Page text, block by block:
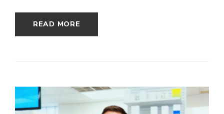
READ MORE